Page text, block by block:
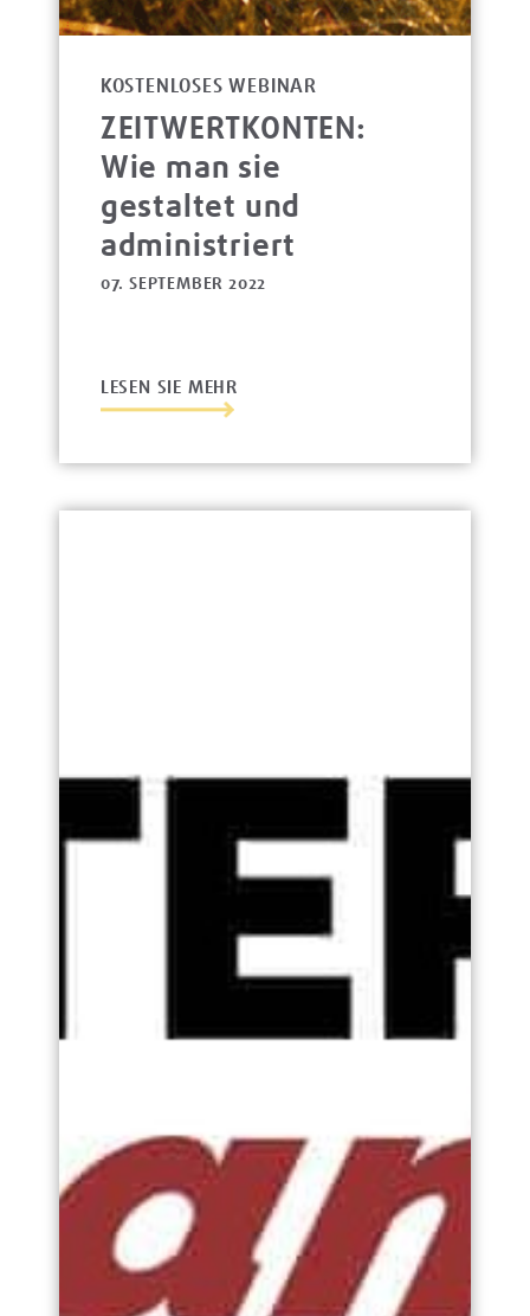
KOSTENLOSES WEBINAR
ZEITWERTKONTEN:
Wie man sie
gestaltet und
administriert
07. SEPTEMBER 2022
LESEN SIE MEHR